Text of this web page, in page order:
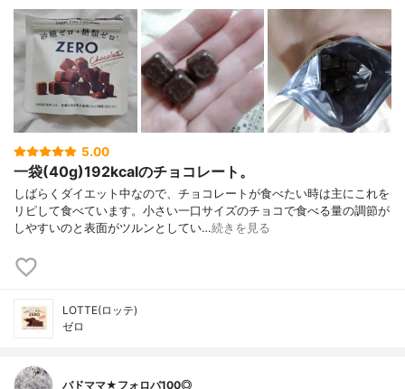
5.00
一袋(40g)192kcalのチョコレート。
しばらくダイエット中なので、チョコレートが食べたい時は主にこれを
リピして食べています。小さい一口サイズのチョコで食べる量の調節が
しやすいのと表面がツルンとしてい…続きを見る
LOTTE(ロッテ)
ゼロ
バドママ★フォロバ100◎